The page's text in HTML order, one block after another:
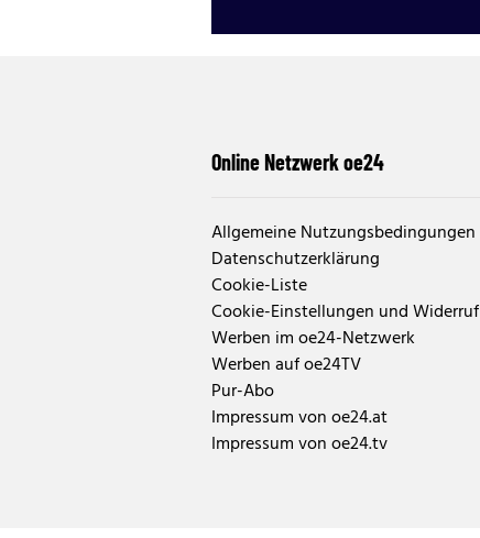
Online Netzwerk oe24
Allgemeine Nutzungsbedingungen
Datenschutzerklärung
Cookie-Liste
Cookie-Einstellungen und Widerruf
Werben im oe24-Netzwerk
Werben auf oe24TV
Pur-Abo
Impressum von oe24.at
Impressum von oe24.tv